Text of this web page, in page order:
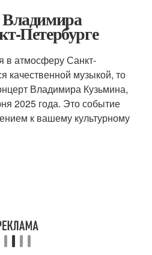
Петербурге
в атмосферу Санкт-
качественной музыкой, то
Владимира Кузьмина,
2025 года. Это событие
к вашему культурному